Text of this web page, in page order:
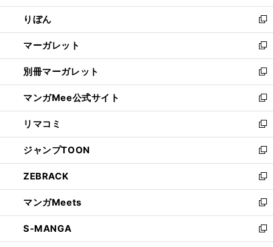
開
く
ウ
で
開
く
ン
ド
ウ
で
開
く
ウ
ィ
ン
ド
ウ
で
開
く
りぼん
新
し
い
ウ
ィ
ン
ド
ウ
で
開
く
マーガレット
新
し
い
ウ
ィ
ン
ド
ウ
で
開
く
別冊マーガレット
新
し
い
ウ
ィ
ン
ド
ウ
で
開
く
マンガMee公式サイト
新
し
い
ウ
ィ
ン
ド
ウ
で
開
く
リマコミ
新
し
い
ウ
ィ
ン
ド
ウ
で
開
ジャンプTOON
新
し
い
ウ
ィ
ン
ド
ウ
ZEBRACK
新
し
い
ウ
ィ
ン
マンガMeets
新
し
い
ウ
S-MANGA
新
し